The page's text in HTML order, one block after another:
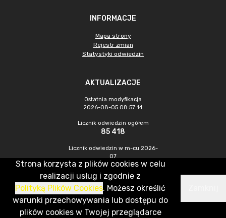
INFORMACJE
Mapa strony
Rejestr zmian
Statystyki odwiedzin
AKTUALIZACJE
Ostatnia modyfikacja
2026-08-05 08:57:14
Licznik odwiedzin ogółem
85 418
Licznik odwiedzin w m-cu 2026-
07
185
CMS & Hosting: Nefeni Sp. z o.o.
Strona korzysta z plików cookies w celu
realizacji usług i zgodnie z
Polityką Plików Cookies. Możesz określić
warunki przechowywania lub dostępu do
plików cookies w Twojej przeglądarce